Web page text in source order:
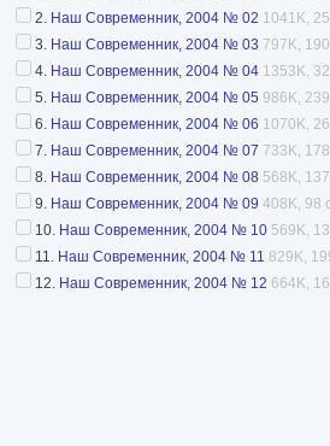
2. Наш Современник, 2004 № 02 1041K,
3. Наш Современник, 2004 № 03 797K,
4. Наш Современник, 2004 № 04 1353K,
5. Наш Современник, 2004 № 05 986K, 239
6. Наш Современник, 2004 № 06 1070K,
7. Наш Современник, 2004 № 07 733K,
8. Наш Современник, 2004 № 08 568K,
9. Наш Современник, 2004 № 09 408K, 98
10. Наш Современник, 2004 № 10 569K,
11. Наш Современник, 2004 № 11 829K,
12. Наш Современник, 2004 № 12 664K,